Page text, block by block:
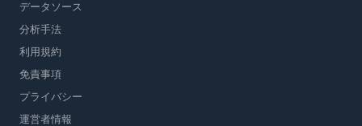
データソース
分析手法
利用規約
免責事項
プライバシー
運営者情報